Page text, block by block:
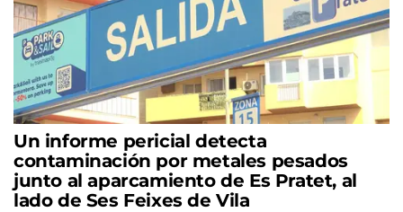
Un informe pericial detecta
contaminación por metales pesados
junto al aparcamiento de Es Pratet, al
lado de Ses Feixes de Vila